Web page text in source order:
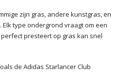
zijn gras, andere kunstgras, en
type ondergrond vraagt om een
presteert op gras kan snel
de Adidas Starlancer Club